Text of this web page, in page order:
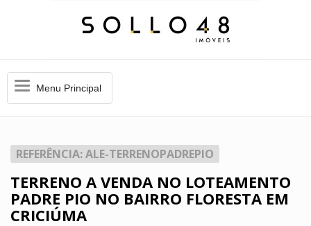
MenuMenu Principal
REFERÊNCIA: ALE-TERRENOPADREPIO
TERRENO A VENDA NO LOTEAMENTO
PADRE PIO NO BAIRRO FLORESTA EM
CRICIÚMA